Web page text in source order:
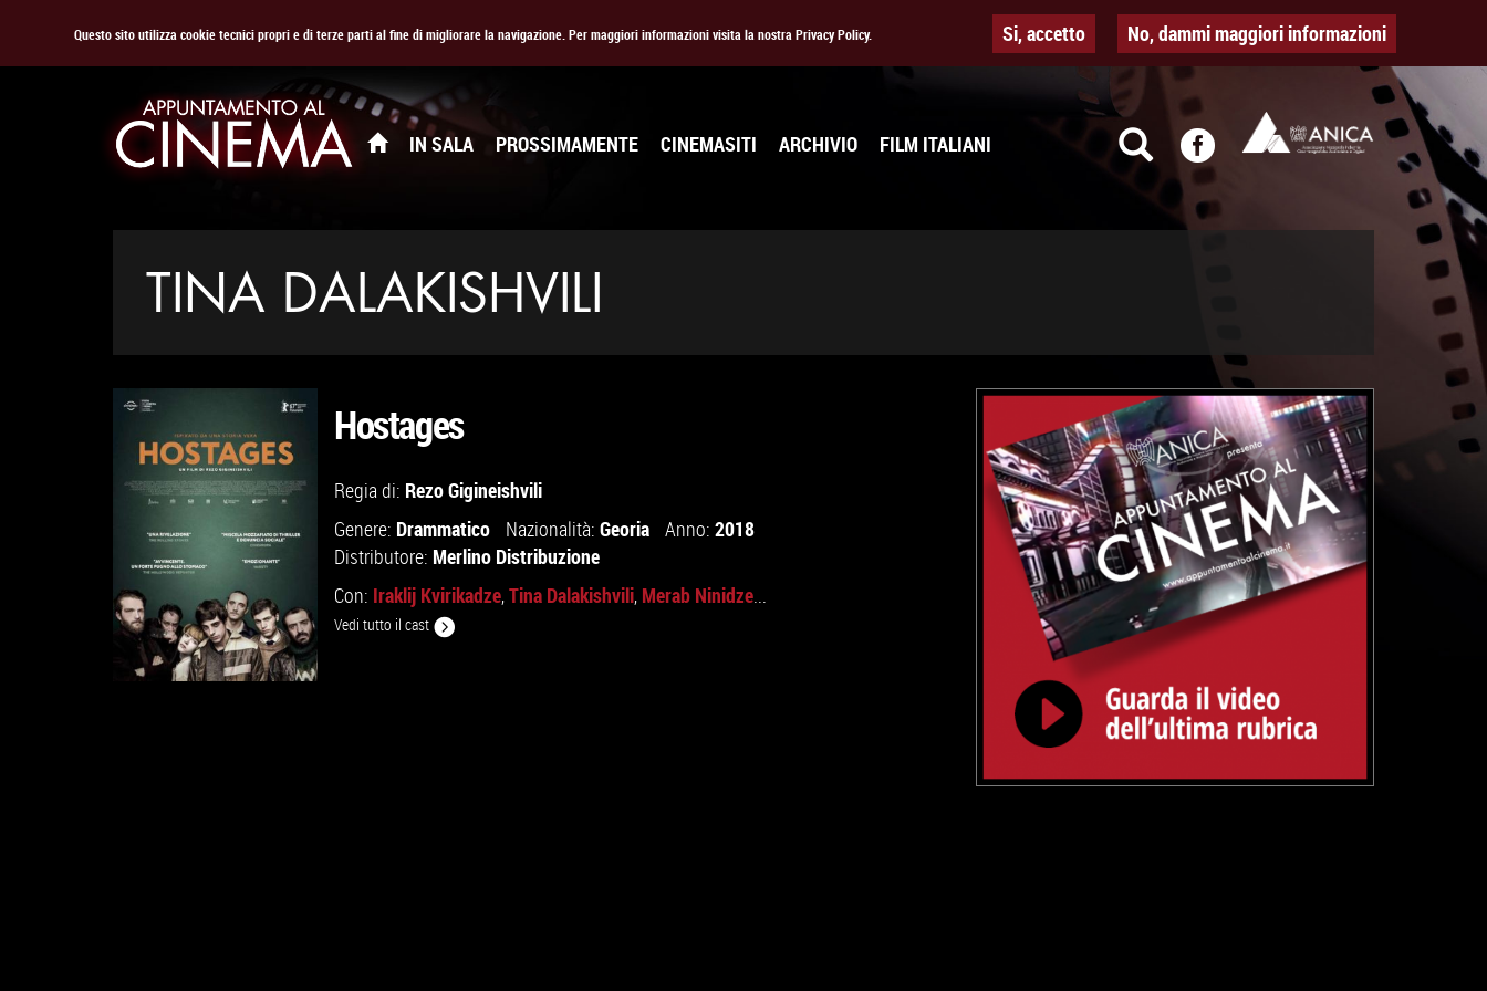
Questo sito utilizza cookie tecnici propri e di terze parti al fine di migliorare la navigazione. Per maggiori informazioni visita la nostra Privacy Policy. Si, accetto No, dammi maggiori informazioni
IN SALA PROSSIMAMENTE CINEMASITI ARCHIVIO FILM ITALIANI
TINA DALAKISHVILI
Hostages
Regia di: Rezo Gigineishvili
Genere: Drammatico Nazionalità: Georia Anno: 2018
Distributore: Merlino Distribuzione
Con: Iraklij Kvirikadze,Tina Dalakishvili, Merab Ninidze...
Vedi tutto il cast